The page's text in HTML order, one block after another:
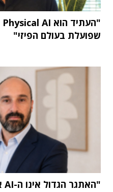
שפועלת בעולם הפיזי"
"האתגר הגדול אינו ה-AI אלא הטמעתה בארגון"